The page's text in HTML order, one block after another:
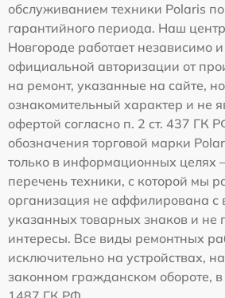
обслуживанием техники Polaris
гарантийного периода. Наш
Новгороде работает независимо
официальной авторизации от
на ремонт, указанные на сайте,
ознакомительный характер и не
офертой согласно п. 2 ст. 437 ГК
обозначения торговой марки
только в информационных целях
перечень техники, с которой мы
организация не аффилирована с
указанных товарных знаков и не
интересы. Все виды ремонтных
исключительно на устройствах,
законном гражданском обороте, в